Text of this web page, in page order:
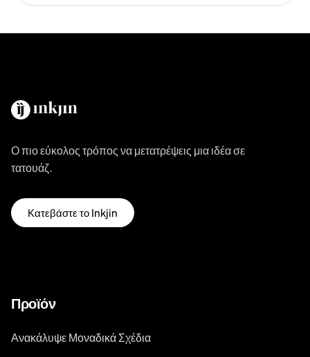
Ο πιο εύκολος τρόπος να μετατρέψεις μια ιδέα σε
τατουάζ.
Κατεβάστε το Inkjin
Προϊόν
Ανακάλυψε Μοναδικά Σχέδια